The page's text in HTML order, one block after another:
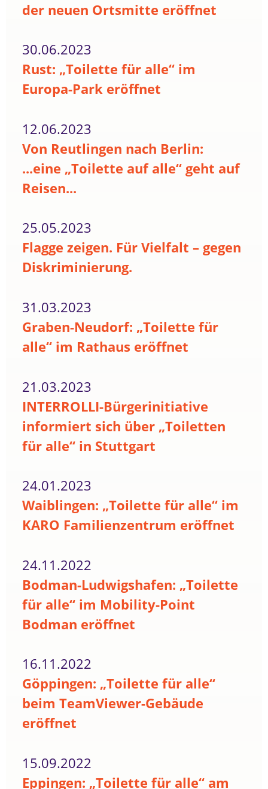
der neuen Ortsmitte eröffnet
30.06.2023
Rust: „Toilette für alle“ im
Europa-Park eröffnet
12.06.2023
Von Reutlingen nach Berlin:
...eine „Toilette auf alle“ geht auf
Reisen...
25.05.2023
Flagge zeigen. Für Vielfalt – gegen
Diskriminierung.
31.03.2023
Graben-Neudorf: „Toilette für
alle“ im Rathaus eröffnet
21.03.2023
INTERROLLI-Bürgerinitiative
informiert sich über „Toiletten
für alle“ in Stuttgart
24.01.2023
Waiblingen: „Toilette für alle“ im
KARO Familienzentrum eröffnet
24.11.2022
Bodman-Ludwigshafen: „Toilette
für alle“ im Mobility-Point
Bodman eröffnet
16.11.2022
Göppingen: „Toilette für alle“
beim TeamViewer-Gebäude
eröffnet
15.09.2022
Eppingen: „Toilette für alle“ am